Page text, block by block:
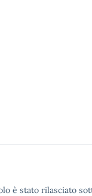
è stato rilasciato